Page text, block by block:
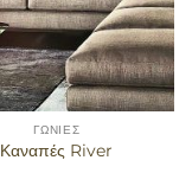
ΓΩΝΊΕΣ
Καναπές River